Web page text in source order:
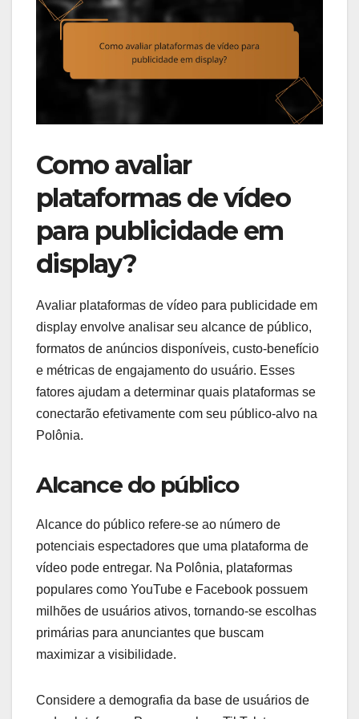
Como avaliar
plataformas de vídeo
para publicidade em
display?
Avaliar plataformas de vídeo para publicidade em
display envolve analisar seu alcance de público,
formatos de anúncios disponíveis, custo-benefício
e métricas de engajamento do usuário. Esses
fatores ajudam a determinar quais plataformas se
conectarão efetivamente com seu público-alvo na
Polônia.
Alcance do público
Alcance do público refere-se ao número de
potenciais espectadores que uma plataforma de
vídeo pode entregar. Na Polônia, plataformas
populares como YouTube e Facebook possuem
milhões de usuários ativos, tornando-se escolhas
primárias para anunciantes que buscam
maximizar a visibilidade.
Considere a demografia da base de usuários de